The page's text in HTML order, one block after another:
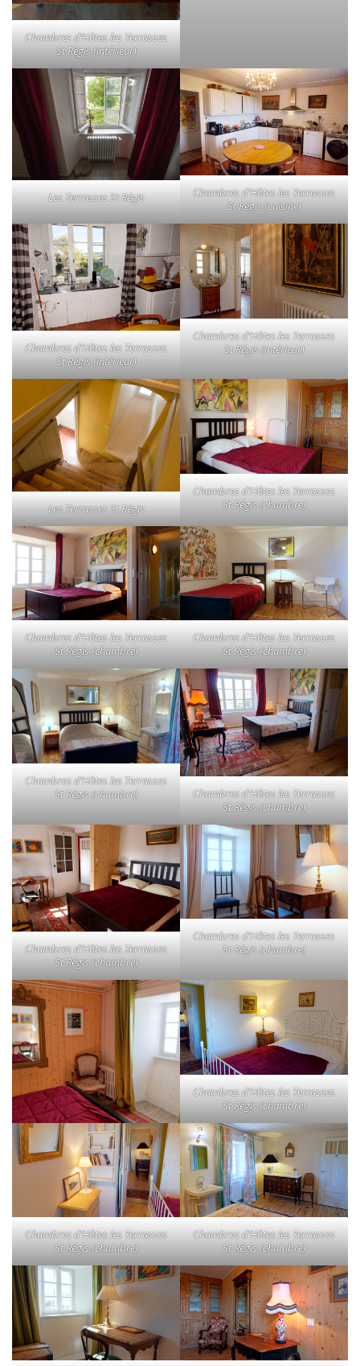
Chambres d’Hôtes les Terrasses
St Régis (intérieur)
Les Terrasses St Régis
Chambres d’Hôtes les Terrasses
St Régis (cuisine)
Chambres d’Hôtes les Terrasses
St Régis (intérieur)
Chambres d’Hôtes les Terrasses
St Régis (intérieur)
Les Terrasses St Régis
Chambres d’Hôtes les Terrasses
St Régis (chambre)
Chambres d’Hôtes les Terrasses
St Régis (chambre)
Chambres d’Hôtes les Terrasses
St Régis (chambre)
Chambres d’Hôtes les Terrasses
St Régis (chambre)
Chambres d’Hôtes les Terrasses
St Régis (chambre)
Chambres d’Hôtes les Terrasses
St Régis (chambre)
Chambres d’Hôtes les Terrasses
St Régis (chambre)
Chambres d’Hôtes les Terrasses
St Régis (chambre)
Chambres d’Hôtes les Terrasses
St Régis (chambre)
Chambres d’Hôtes les Terrasses
St Régis (chambre)